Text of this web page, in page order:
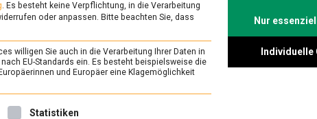
FEATURED /WIRTSCHAFT
Blockchain für Lebensmittel: Freie
Sicht auf Lieferketten?
14. Februar 2020 Johannes
Blockchain-Technologie ist auch für den
. Es besteht keine Verpflichtung, in die Verarbeitung
oder anpassen. Bitte beachten Sie, dass
willigen Sie auch in die Verarbeitung Ihrer Daten in
EU-Standards ein. Es besteht beispielsweise die
und Europäer eine Klagemöglichkeit
erste Service-Gruppe ist essenziell und kann nicht
Statistiken
Nur